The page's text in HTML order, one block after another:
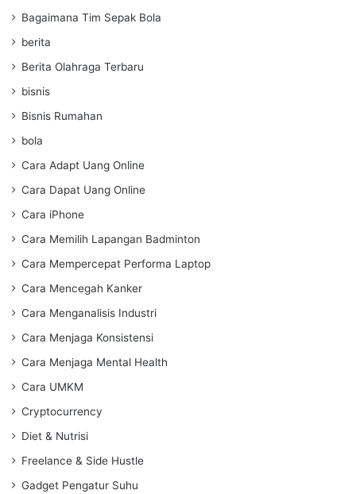
Bagaimana Tim Sepak Bola
berita
Berita Olahraga Terbaru
bisnis
Bisnis Rumahan
bola
Cara Adapt Uang Online
Cara Dapat Uang Online
Cara iPhone
Cara Memilih Lapangan Badminton
Cara Mempercepat Performa Laptop
Cara Mencegah Kanker
Cara Menganalisis Industri
Cara Menjaga Konsistensi
Cara Menjaga Mental Health
Cara UMKM
Cryptocurrency
Diet & Nutrisi
Freelance & Side Hustle
Gadget Pengatur Suhu